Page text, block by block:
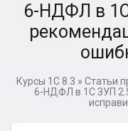
6-НДФЛ в
Курсы 1С 8.3 » Статьи
6-НДФЛ в 1С ЗУП